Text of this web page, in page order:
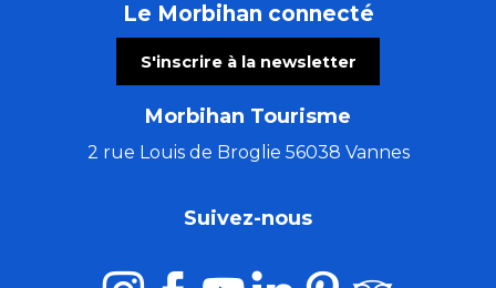
Le Morbihan connecté
S'inscrire à la newsletter
Morbihan Tourisme
2 rue Louis de Broglie 56038 Vannes
Suivez-nous